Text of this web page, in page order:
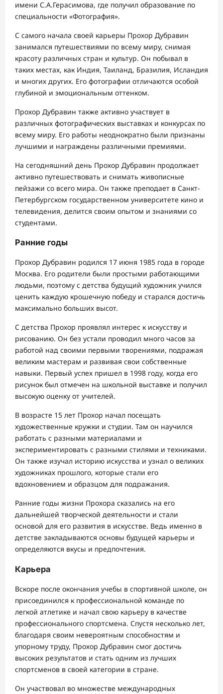
имени С.А.Герасимова, где получил образование по
специальности «Фотография».
С самого начала своей карьеры Прохор Дубравин
занимался путешествиями по всему миру, снимая
красоту различных стран и культур. Он побывал в
таких местах, как Индия, Таиланд, Бразилия, Исландия
и многих других. Его фотографии отличаются особой
глубиной и эмоциональным оттенком.
Прохор Дубравин также активно участвует в
различных фотографических выставках и конкурсах по
всему миру. Его работы неоднократно были признаны
лучшими и награждены различными премиями.
На сегодняшний день Прохор Дубравин продолжает
активно путешествовать и снимать живописные
пейзажи со всего мира. Он также преподает в Санкт-
Петербургском государственном университете кино и
телевидения, делится своим опытом и знаниями со
студентами.
Ранние годы
Прохор Дубравин родился 17 июня 1985 года в городе
Москва. Его родители были простыми работающими
людьми, поэтому с детства будущий художник учился
ценить каждую крошечную победу и старался достичь
максимально больших высот.
С детства Прохор проявлял интерес к искусству и
рисованию. Он без устали проводил много часов за
работой над своими первыми творениями, подражая
великим мастерам и развивая свои собственные
навыки. Первый успех пришел в 1998 году, когда его
рисунок был отмечен на школьной выставке и получил
высокую оценку от учителей.
В возрасте 15 лет Прохор начал посещать
художественные кружки и студии. Там он научился
работать с разными материалами и
экспериментировать с разными стилями и техниками.
Он также изучал историю искусства и узнал о великих
художниках прошлого, которые стали его
вдохновением и образцом для подражания.
Ранние годы жизни Прохора сказались на его
дальнейшей творческой деятельности и стали
основой для его развития в искусстве. Ведь именно в
детстве закладываются основы будущей карьеры и
определяются вкусы и предпочтения.
Карьера
Вскоре после окончания учебы в спортивной школе, он
присоединился к профессиональной команде по
легкой атлетике и начал свою карьеру в качестве
профессионального спортсмена. Спустя несколько лет,
благодаря своим невероятным способностям и
упорному труду, Прохор Дубравин смог достичь
высоких результатов и стать одним из лучших
спортсменов в своей категории в стране.
Он участвовал во множестве международных